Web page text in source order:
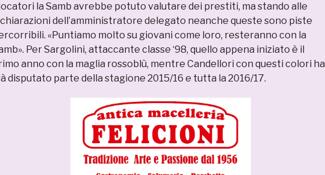
la Samb avrebbe potuto valutare dei prestiti, ma stando alle
dell’amministratore delegato neanche queste sono piste
«Puntiamo molto su giovani come loro, resteranno con la
Per Sargolini, attaccante classe ‘98, quello appena iniziato è il
anno con la maglia rossoblù, mentre Candellori con questi colori ha
disputato parte della stagione 2015/16 e tutta la 2016/17.